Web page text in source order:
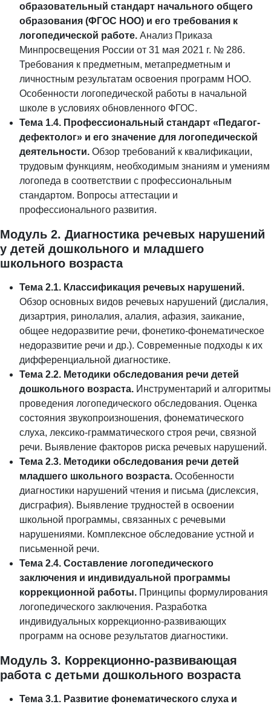
образовательный стандарт начального общего
образования (ФГОС НОО) и его требования к
логопедической работе. Анализ Приказа
Минпросвещения России от 31 мая 2021 г. № 286.
Требования к предметным, метапредметным и
личностным результатам освоения программ НОО.
Особенности логопедической работы в начальной
школе в условиях обновленного ФГОС.
Тема 1.4. Профессиональный стандарт «Педагог-
дефектолог» и его значение для логопедической
деятельности. Обзор требований к квалификации,
трудовым функциям, необходимым знаниям и умениям
логопеда в соответствии с профессиональным
стандартом. Вопросы аттестации и
профессионального развития.
Модуль 2. Диагностика речевых нарушений
у детей дошкольного и младшего
школьного возраста
Тема 2.1. Классификация речевых нарушений.
Обзор основных видов речевых нарушений (дислалия,
дизартрия, ринолалия, алалия, афазия, заикание,
общее недоразвитие речи, фонетико-фонематическое
недоразвитие речи и др.). Современные подходы к их
дифференциальной диагностике.
Тема 2.2. Методики обследования речи детей
дошкольного возраста. Инструментарий и алгоритмы
проведения логопедического обследования. Оценка
состояния звукопроизношения, фонематического
слуха, лексико-грамматического строя речи, связной
речи. Выявление факторов риска речевых нарушений.
Тема 2.3. Методики обследования речи детей
младшего школьного возраста. Особенности
диагностики нарушений чтения и письма (дислексия,
дисграфия). Выявление трудностей в освоении
школьной программы, связанных с речевыми
нарушениями. Комплексное обследование устной и
письменной речи.
Тема 2.4. Составление логопедического
заключения и индивидуальной программы
коррекционной работы. Принципы формулирования
логопедического заключения. Разработка
индивидуальных коррекционно-развивающих
программ на основе результатов диагностики.
Модуль 3. Коррекционно-развивающая
работа с детьми дошкольного возраста
Тема 3.1. Развитие фонематического слуха и